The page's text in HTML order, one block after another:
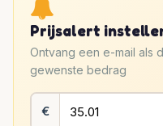
Prijsalert
Ontvang een e-mail als
gewenste bedrag
€